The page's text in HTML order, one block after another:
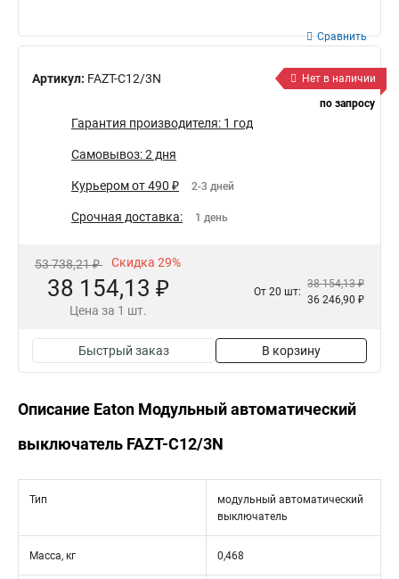
Артикул: FAZT-C12/3N
Сравнить
Нет в наличии
по запросу
Гарантия производителя: 1 год
Самовывоз: 2 дня
Курьером от 490 ₽ 2-3 дней
Срочная доставка: 1 день
53 738,21 ₽ Скидка 29%
38 154,13 ₽
Цена за 1 шт.
От 20 шт:
38 154,13 ₽
36 246,90 ₽
Быстрый заказ В корзину
Описание Eaton Модульный автоматический
выключатель FAZT-C12/3N
Тип
модульный автоматический
выключатель
Масса, кг 0,468